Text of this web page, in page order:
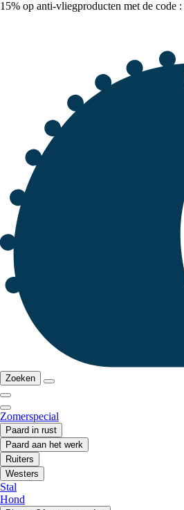
15% op anti-vliegproducten met de code :
Zoeken
Zomerspecial
Paard in rust
Paard aan het werk
Ruiters
Westers
Stal
Hond